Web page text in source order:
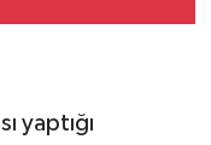
yaptığı